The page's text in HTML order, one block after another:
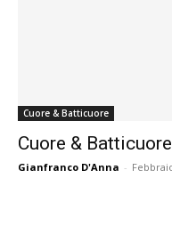
Cuore & Batticuore
Cuore &
Gianfranco D'Anna -